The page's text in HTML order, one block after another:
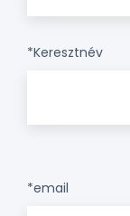
*Keresztnév
*email